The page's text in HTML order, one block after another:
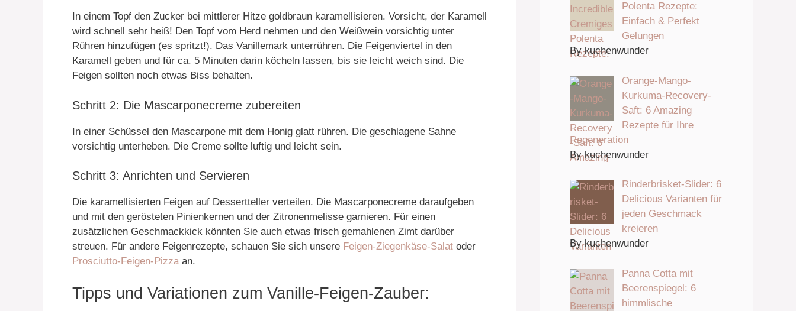
In einem Topf den Zucker bei mittlerer Hitze goldbraun karamellisieren. Vorsicht, der Karamell
wird schnell sehr heiß! Den Topf vom Herd nehmen und den Weißwein vorsichtig unter
Rühren hinzufügen (es spritzt!). Das Vanillemark unterrühren. Die Feigenviertel in den
Karamell geben und für ca. 5 Minuten darin köcheln lassen, bis sie leicht weich sind. Die
Feigen sollten noch etwas Biss behalten.
Schritt 2: Die Mascarponecreme zubereiten
In einer Schüssel den Mascarpone mit dem Honig glatt rühren. Die geschlagene Sahne
vorsichtig unterheben. Die Creme sollte luftig und leicht sein.
Schritt 3: Anrichten und Servieren
Die karamellisierten Feigen auf Dessertteller verteilen. Die Mascarponecreme daraufgeben
und mit den gerösteten Pinienkernen und der Zitronenmelisse garnieren. Für einen
zusätzlichen Geschmackkick könnten Sie auch etwas frisch gemahlenen Zimt darüber
streuen. Für andere Feigenrezepte, schauen Sie sich unsere Feigen-Ziegenkäse-Salat oder
Prosciutto-Feigen-Pizzaan.
Tipps und Variationen zum Vanille-Feigen-Zauber:
Polenta Rezepte:
Einfach & Perfekt
Gelungen
By kuchenwunder
Orange-Mango-
Kurkuma-Recovery-
Saft: 6 Amazing
Rezepte für Ihre
Regeneration
By kuchenwunder
Rinderbrisket-Slider: 6
Delicious Varianten für
jeden Geschmack
kreieren
By kuchenwunder
Panna Cotta mit
Beerenspiegel: 6
himmlische